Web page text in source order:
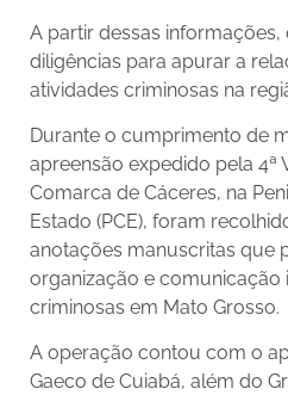
A partir dessas informações,
diligências para apurar a
atividades criminosas na
Durante o cumprimento de
apreensão expedido pela 4ª
Comarca de Cáceres, na
Estado (PCE), foram
anotações manuscritas que
organização e comunicação
criminosas em Mato Grosso.
A operação contou com o
Gaeco de Cuiabá, além do